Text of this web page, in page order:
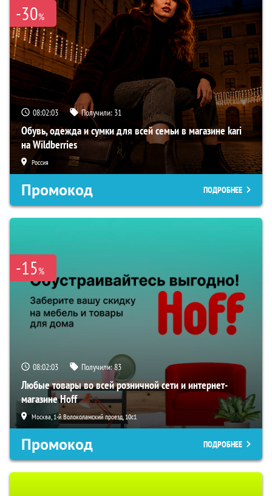
-30%
08:02:02 Получили: 31
Обувь, одежда и сумки для всей семьи в магазине kari
на Wildberries
Россия
Промокод ПОДРОБНЕЕ
-15%
08:02:02 Получили:83
Любые товары во всей розничной сети и интернет-
магазине Hoff
Москва, 1-й Волоколамский проезд, 10с1
Промокод ПОДРОБНЕЕ